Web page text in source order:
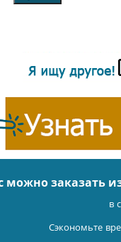
можно заказать
в
Сэкономьте